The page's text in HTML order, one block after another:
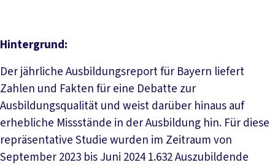
Hintergrund:
Der jährliche Ausbildungsreport für Bayern liefert
Zahlen und Fakten für eine Debatte zur
Ausbildungsqualität und weist darüber hinaus auf
erhebliche Missstände in der Ausbildung hin. Für diese
repräsentative Studie wurden im Zeitraum von
September 2023 bis Juni 2024 1.632 Auszubildende